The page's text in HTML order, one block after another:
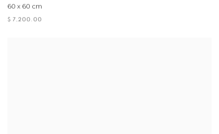
60 x 60 cm
$ 7,200.00